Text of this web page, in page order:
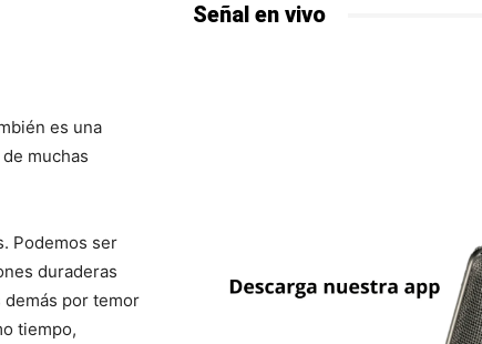
es una
muchas
Podemos ser
duraderas
por temor
tiempo,
Señal en vivo